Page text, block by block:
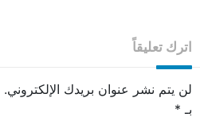
اترك تعليقاً
لن يتم نشر عنوان بريدك الإلكتروني.
بـ *